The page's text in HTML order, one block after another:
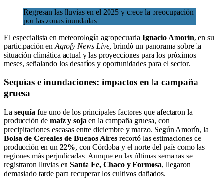
Regresan las lluvias en el 2025 y crece la preocupación
por las zonas inundadas
El especialista en meteorología agropecuaria Ignacio Amorín, en su
participación en Agrofy News Live, brindó un panorama sobre la
situación climática actual y las proyecciones para los próximos
meses, señalando los desafíos y oportunidades para el sector.
Sequías e inundaciones: impactos en la campaña
gruesa
La sequía fue uno de los principales factores que afectaron la
producción de maíz y soja en la campaña gruesa, con
precipitaciones escasas entre diciembre y marzo. Según Amorín, la
Bolsa de Cereales de Buenos Aires recortó las estimaciones de
producción en un 22%, con Córdoba y el norte del país como las
regiones más perjudicadas. Aunque en las últimas semanas se
registraron lluvias en Santa Fe, Chaco y Formosa, llegaron
demasiado tarde para recuperar los cultivos dañados.